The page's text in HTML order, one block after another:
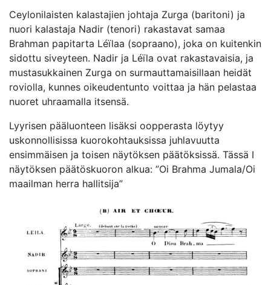
Ceylonilaisten kalastajien johtaja Zurga (baritoni) ja
nuori kalastaja Nadir (tenori) rakastavat samaa
Brahman papitarta Léïlaa (sopraano), joka on kuitenkin
sidottu siveyteen. Nadir ja Léïla ovat rakastavaisia, ja
mustasukkainen Zurga on surmauttamaisillaan heidät
roviolla, kunnes oikeudentunto voittaa ja hän pelastaa
nuoret uhraamalla itsensä.
Lyyrisen pääluonteen lisäksi oopperasta löytyy
uskonnollisissa kuorokohtauksissa juhlavuutta
ensimmäisen ja toisen näytöksen päätöksissä. Tässä I
näytöksen päätöskuoron alkua: ”Oi Brahma Jumala/Oi
maailman herra hallitsija”